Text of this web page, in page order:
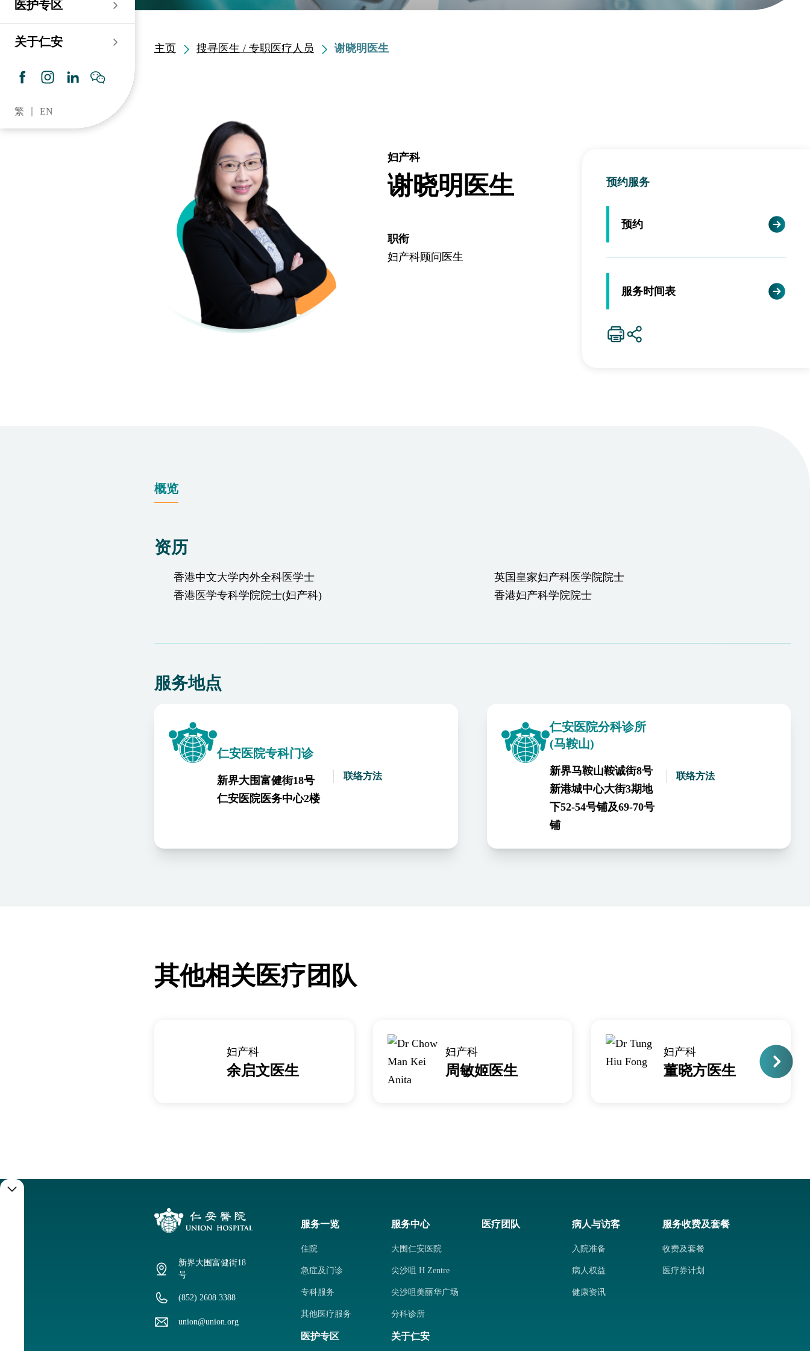
老人科
血液及血液肿瘤科
耳鼻喉科
儿科
心理卫生服务 / 精神科
伤口及造口专科护理服
药房​
内分泌及糖尿专科诊
仁安眼科中心
医护专区
关于仁安
繁 EN
主页 搜寻医生 / 专职医疗人员 谢晓明医生
妇产科
谢晓明医生
职衔
妇产科顾问医生
预约服务
预约
服务时间表
概览
资历
香港中文大学内外全科医学士
香港医学专科学院院士(妇产科)
英国皇家妇产科医学院院士
香港妇产科学院院士
服务地点
仁安医院专科门诊
新界大围富健街18号
仁安医院医务中心2楼
联络方法
仁安医院分科诊所
(马鞍山)
新界马鞍山鞍诚街8号
新港城中心大街3期地
下52-54号铺及69-70号
铺
联络方法
其他相关医疗团队
妇产科
余启文医生
妇产科
周敏姬医生
妇产科
董晓方医生
新界大围富健街18
号
(852) 2608 3388
union@union.org
服务一览
住院
急症及门诊
专科服务
其他医疗服务
服务中心
大围仁安医院
尖沙咀 H Zentre
尖沙咀美丽华广场
分科诊所
医疗团队 病人与访客
入院准备
病人权益
健康资讯
服务收费及套餐
收费及套餐
医疗券计划
医护专区 关于仁安